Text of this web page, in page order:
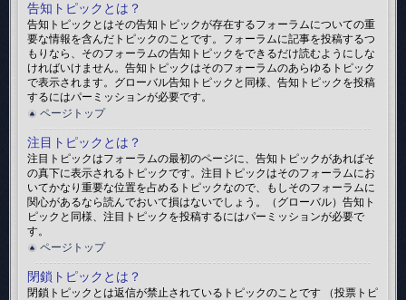
告知トピックとは？
告知トピックとはその告知トピックが存在するフォーラムについての重
要な情報を含んだトピックのことです。フォーラムに記事を投稿するつ
もりなら、そのフォーラムの告知トピックをできるだけ読むようにしな
ければいけません。告知トピックはそのフォーラムのあらゆるトピック
で表示されます。グローバル告知トピックと同様、告知トピックを投稿
するにはパーミッションが必要です。
ページトップ
注目トピックとは？
注目トピックはフォーラムの最初のページに、告知トピックがあればそ
の真下に表示されるトピックです。注目トピックはそのフォーラムにお
いてかなり重要な位置を占めるトピックなので、もしそのフォーラムに
関心があるなら読んでおいて損はないでしょう。（グローバル）告知ト
ピックと同様、注目トピックを投稿するにはパーミッションが必要で
す。
ページトップ
閉鎖トピックとは？
閉鎖トピックとは返信が禁止されているトピックのことです （投票トピ